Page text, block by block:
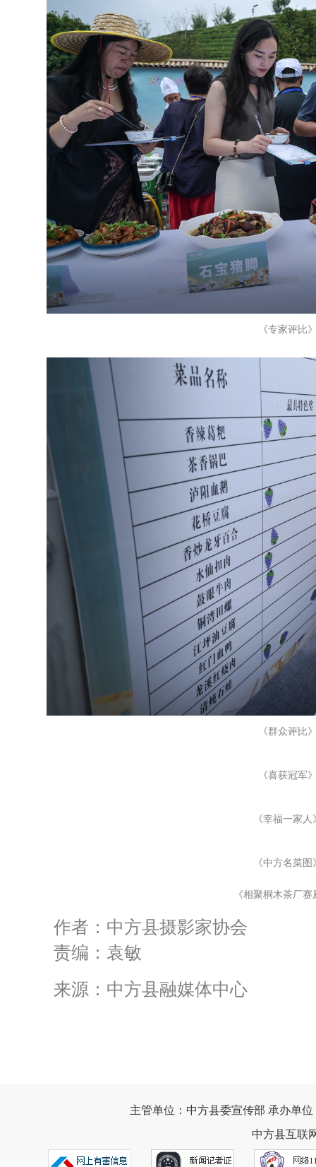
《专家评比
《群众评比
《喜获冠军
《幸福一家
《中方名菜
《相聚桐木茶厂
作者：中方县摄影家协会
责编：袁敏
来源：中方县融媒体中心
主管单位：中方县委宣传部 承办单
中方县互联